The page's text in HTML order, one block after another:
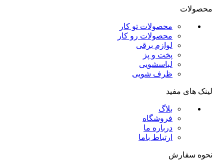
محصولات
محصولات تو کار
محصولات رو کار
لوازم برقی
پخت و پز
لباسشویی
ظرف شویی
لینک های مفید
بلاگ
فروشگاه
درباره ما
ارتباط باما
نحوه سفارش